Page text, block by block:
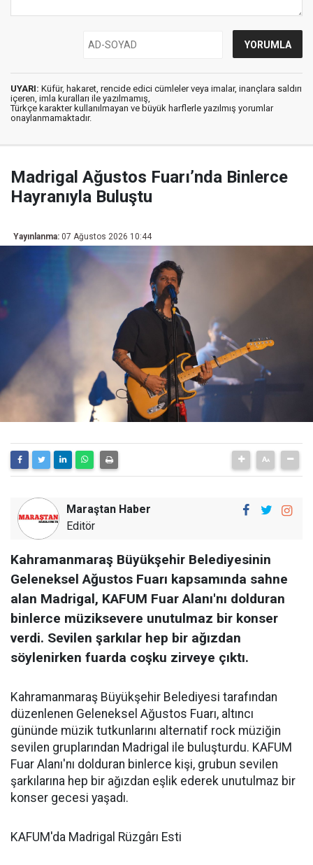
UYARI: Küfür, hakaret, rencide edici cümleler veya imalar, inançlara saldırı
içeren, imla kuralları ile yazılmamış,
Türkçe karakter kullanılmayan ve büyük harflerle yazılmış yorumlar
onaylanmamaktadır.
Madrigal Ağustos Fuarı’nda Binlerce
Hayranıyla Buluştu
Yayınlanma: 07 Ağustos 2026 10:44
Maraştan Haber
Editör
Kahramanmaraş Büyükşehir Belediyesinin
Geleneksel Ağustos Fuarı kapsamında sahne
alan Madrigal, KAFUM Fuar Alanı'nı dolduran
binlerce müziksevere unutulmaz bir konser
verdi. Sevilen şarkılar hep bir ağızdan
söylenirken fuarda coşku zirveye çıktı.
Kahramanmaraş Büyükşehir Belediyesi tarafından
düzenlenen Geleneksel Ağustos Fuarı, altıncı
gününde müzik tutkunlarını alternatif rock müziğin
sevilen gruplarından Madrigal ile buluşturdu. KAFUM
Fuar Alanı'nı dolduran binlerce kişi, grubun sevilen
şarkılarına hep bir ağızdan eşlik ederek unutulmaz bir
konser gecesi yaşadı.
KAFUM'da Madrigal Rüzgârı Esti